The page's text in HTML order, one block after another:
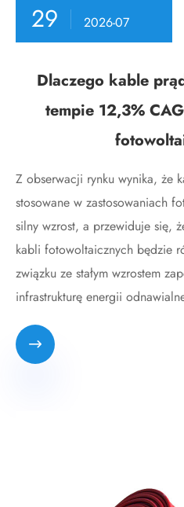
29 2026-07
Dlaczego kable
tempie 12,3%
Z obserwacji rynku wynika, że
stosowane w zastosowaniach
silny wzrost, a przewiduje się,
kabli fotowoltaicznych będzie
związku ze stałym wzrostem
infrastrukturę energii
